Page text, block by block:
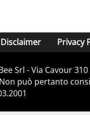
Disclaimer Privacy
- Via Cavour 310
può pertanto